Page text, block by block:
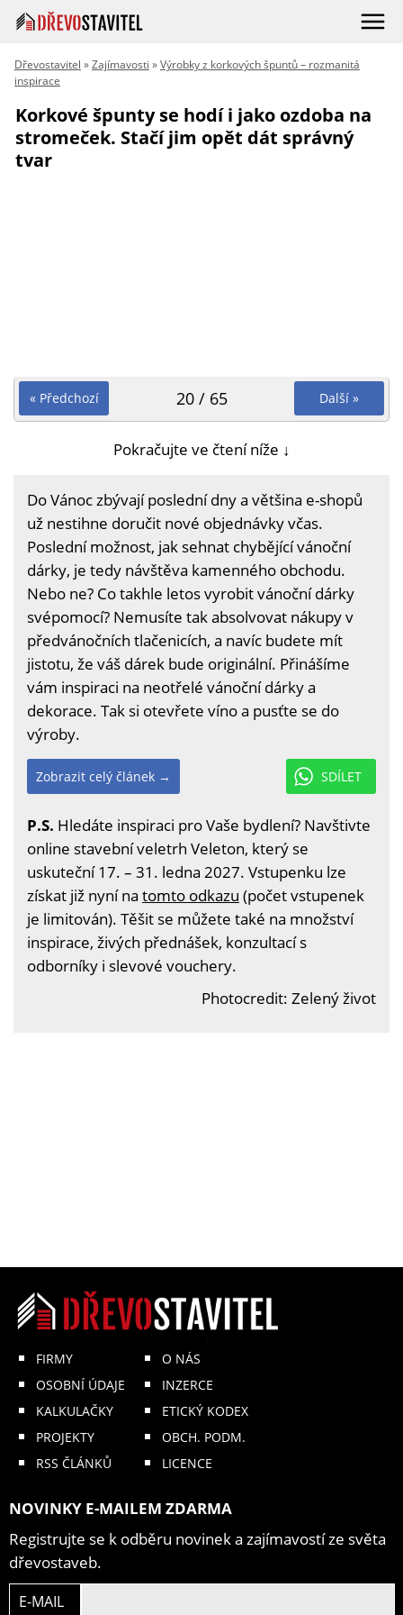
Dřevostavitel »Zajímavosti »Výrobky z korkových špuntů – rozmanitá
inspirace
Korkové špunty se hodí i jako ozdoba na
stromeček. Stačí jim opět dát správný
tvar
« Předchozí Další »
20 / 65
Pokračujte ve čtení níže ↓
Do Vánoc zbývají poslední dny a většina e-shopů
už nestihne doručit nové objednávky včas.
Poslední možnost, jak sehnat chybějící vánoční
dárky, je tedy návštěva kamenného obchodu.
Nebo ne? Co takhle letos vyrobit vánoční dárky
svépomocí? Nemusíte tak absolvovat nákupy v
předvánočních tlačenicích, a navíc budete mít
jistotu, že váš dárek bude originální. Přinášíme
vám inspiraci na neotřelé vánoční dárky a
dekorace. Tak si otevřete víno a pusťte se do
výroby.
SDÍLET
Zobrazit celý článek →
P.S. Hledáte inspiraci pro Vaše bydlení? Navštivte
online stavební veletrh Veleton, který se
uskuteční 17. – 31. ledna 2027. Vstupenku lze
získat již nyní na tomto odkazu (počet vstupenek
je limitován). Těšit se můžete také na množství
inspirace, živých přednášek, konzultací s
odborníky i slevové vouchery.
Photocredit: Zelený život
FIRMY
OSOBNÍ ÚDAJE
KALKULAČKY
PROJEKTY
RSS ČLÁNKŮ
O NÁS
INZERCE
ETICKÝ KODEX
OBCH. PODM.
LICENCE
NOVINKY E-MAILEM ZDARMA
Registrujte se k odběru novinek a zajímavostí ze světa
dřevostaveb.
E-MAIL